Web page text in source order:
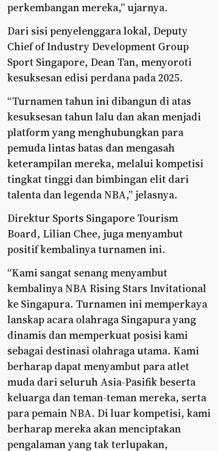
perkembangan mereka,” ujarnya.
Dari sisi penyelenggara lokal, Deputy
Chief of Industry Development Group
Sport Singapore, Dean Tan, menyoroti
kesuksesan edisi perdana pada 2025.
“Turnamen tahun ini dibangun di atas
kesuksesan tahun lalu dan akan menjadi
platform yang menghubungkan para
pemuda lintas batas dan mengasah
keterampilan mereka, melalui kompetisi
tingkat tinggi dan bimbingan elit dari
talenta dan legenda NBA,” jelasnya.
Direktur Sports Singapore Tourism
Board, Lilian Chee, juga menyambut
positif kembalinya turnamen ini.
“Kami sangat senang menyambut
kembalinya NBA Rising Stars Invitational
ke Singapura. Turnamen ini memperkaya
lanskap acara olahraga Singapura yang
dinamis dan memperkuat posisi kami
sebagai destinasi olahraga utama. Kami
berharap dapat menyambut para atlet
muda dari seluruh Asia-Pasifik beserta
keluarga dan teman-teman mereka, serta
para pemain NBA. Di luar kompetisi, kami
berharap mereka akan menciptakan
pengalaman yang tak terlupakan,